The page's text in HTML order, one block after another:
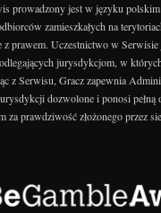
prowadzony jest w języku
zamieszkałych na
z prawem. Uczestnictwo w
jurysdykcjom, w
z Serwisu, Gracz zapewnia
dozwolone i ponosi pełną
za prawdziwość złożonego przez